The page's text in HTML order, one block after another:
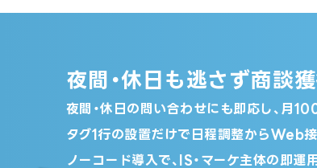
夜間・休日も逃さず商談
夜間・休日の問い合わせにも即応し、月
タグ1行の設置だけで日程調整からWeb接
ノーコード導入で、IS・マーケ主体の即運